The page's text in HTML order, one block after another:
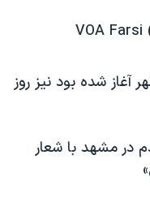
آغاز شده بود نیز روز
در مشهد با شعار